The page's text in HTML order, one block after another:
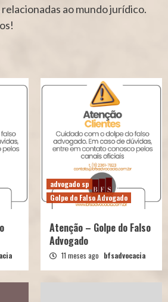
ao mundo jurídico.
advogado sp
Golpe do Falso Advogado
Atenção – Golpe do Falso
Advogado
11 meses ago bfsadvocacia